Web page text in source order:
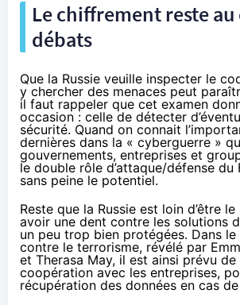
Lechiffrementreste
débats
Que la Russie veuille inspecter le
y chercher des menaces peut
il faut rappeler que cet examen
occasion : celle de détecter
sécurité. Quand on connait
dernières dans la « cyberguerre »
gouvernements, entreprises et
le double rôle d’attaque/défense du
sans peine le potentiel.
Reste que la Russie est loin d’être
avoir une dent contre les solutions
un peu trop bien protégées. Dans
contre le terrorisme, révélé par
et Therasa May, il est ainsi prévu
coopération avec les entreprises,
récupération des données en cas